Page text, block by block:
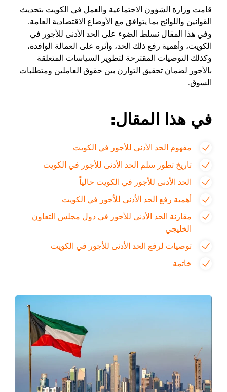
قامت وزارة الشؤون الاجتماعية والعمل في الكويت بتحديث
القوانين واللوائح بما يتوافق مع الأوضاع الاقتصادية العامة.
وفي هذا المقال نسلط الضوء على الحد الأدنى للأجور في
الكويت، وأهمية رفع ذلك الحد، وأثره على العمالة الوافدة،
وكذلك التوصيات المقترحة لتطوير السياسات المتعلقة
بالأجور لضمان تحقيق التوازن بين حقوق العاملين ومتطلبات
السوق.
في هذا المقال:
مفهوم الحد الأدنى للأجور في الكويت
تاريخ تطور سلم الحد الأدنى للأجور في الكويت
الحد الأدنى للأجور في الكويت حالياً
أهمية رفع الحد الأدنى للأجور في الكويت
مقارنة الحد الأدنى للأجور في دول مجلس التعاون
الخليجي
توصيات لرفع الحد الأدنى للأجور في الكويت
خاتمة